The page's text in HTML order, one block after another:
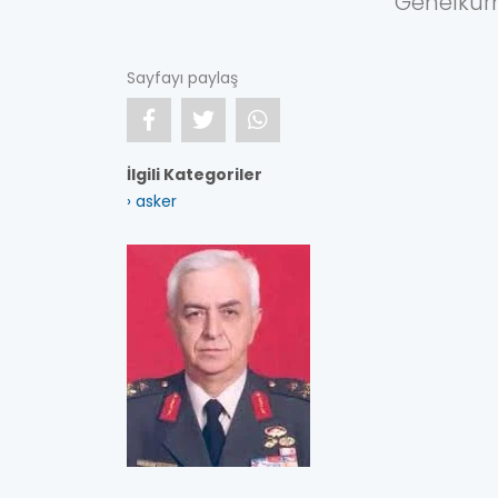
Sayfayı paylaş
İlgili Kategoriler
› asker